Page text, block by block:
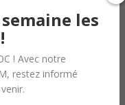
les
! Avec notre
restez informé